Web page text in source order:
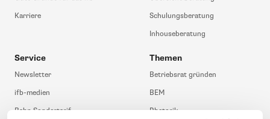
Karriere
Schulungsberatung
Inhouseberatung
Service
Newsletter
ifb-medien
Bahn Sondertarif
Themen
Betriebsrat gründen
BEM
Rhetorik